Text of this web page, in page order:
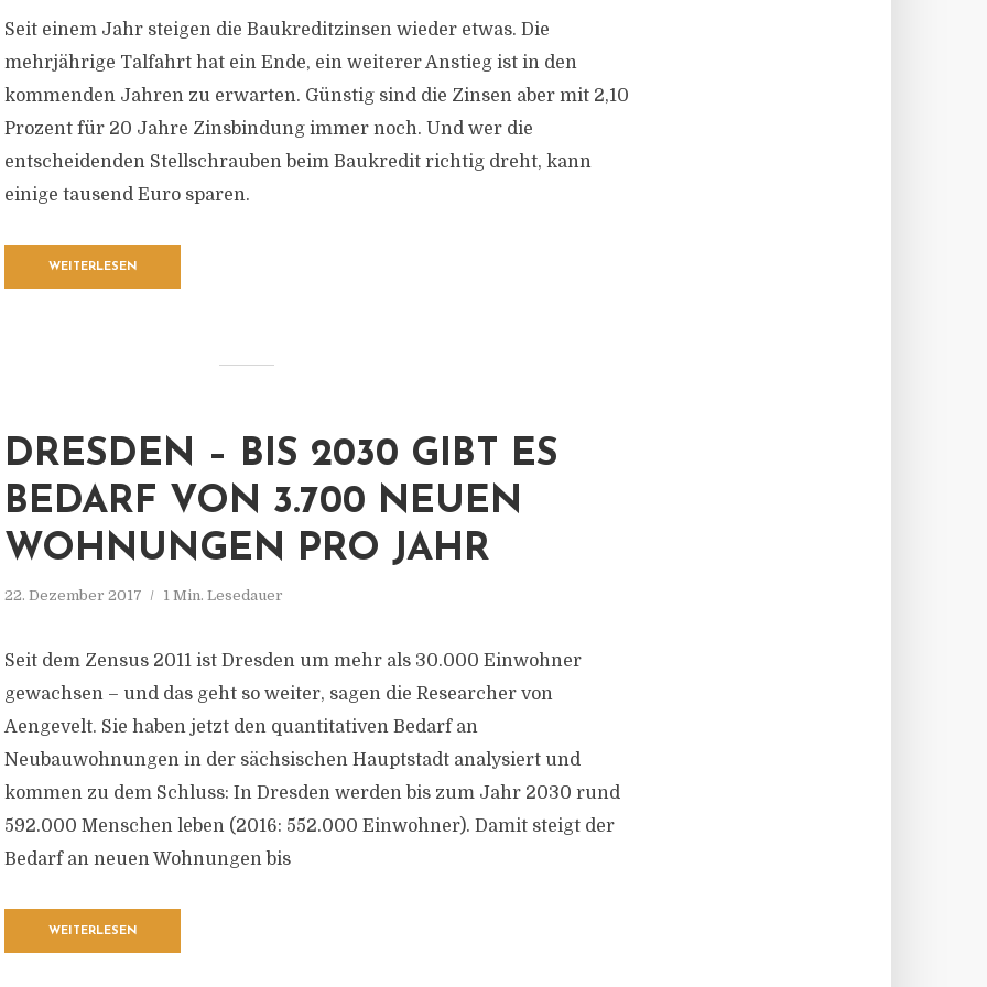
Seit einem Jahr steigen die Baukreditzinsen wieder etwas. Die
mehrjährige Talfahrt hat ein Ende, ein weiterer Anstieg ist in den
kommenden Jahren zu erwarten. Günstig sind die Zinsen aber mit 2,10
Prozent für 20 Jahre Zinsbindung immer noch. Und wer die
entscheidenden Stellschrauben beim Baukredit richtig dreht, kann
einige tausend Euro sparen.
WEITERLESEN
DRESDEN – BIS 2030 GIBT ES
BEDARF VON 3.700 NEUEN
WOHNUNGEN PRO JAHR
22. Dezember 2017 1 Min. Lesedauer
Seit dem Zensus 2011 ist Dresden um mehr als 30.000 Einwohner
gewachsen – und das geht so weiter, sagen die Researcher von
Aengevelt. Sie haben jetzt den quantitativen Bedarf an
Neubauwohnungen in der sächsischen Hauptstadt analysiert und
kommen zu dem Schluss: In Dresden werden bis zum Jahr 2030 rund
592.000 Menschen leben (2016: 552.000 Einwohner). Damit steigt der
Bedarf an neuen Wohnungen bis
WEITERLESEN